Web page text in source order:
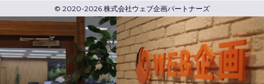
© 2020-2026 株式会社ウェブ企画パートナーズ